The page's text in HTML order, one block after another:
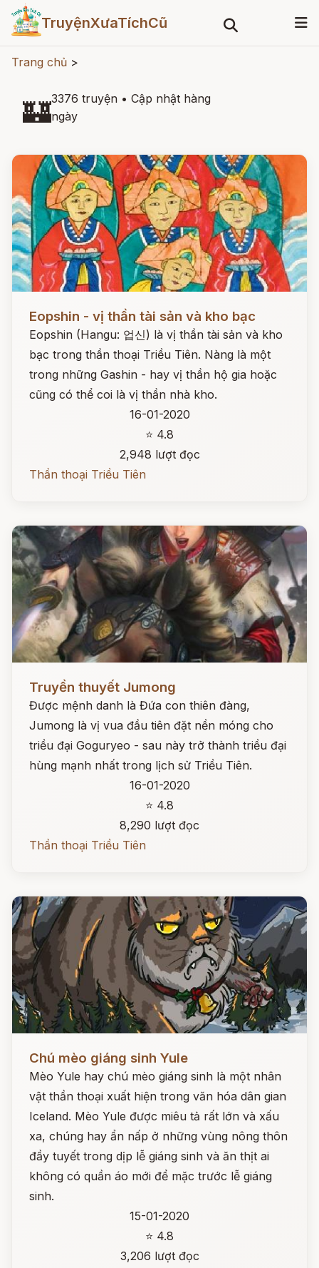
TruyệnXưaTíchCũ
Trang chủ >
🏰3376 truyện • Cập nhật hàng
ngày
Eopshin - vị thần tài sản và kho bạc
Eopshin (Hangu: 업신) là vị thần tài sản và kho
bạc trong thần thoại Triều Tiên. Nàng là một
trong những Gashin - hay vị thần hộ gia hoặc
cũng có thể coi là vị thần nhà kho.
16-01-2020
⭐ 4.8
2,948 lượt đọc
Thần thoại Triều Tiên
Đọc ngay
Truyền thuyết Jumong
Được mệnh danh là Đứa con thiên đàng,
Jumong là vị vua đầu tiên đặt nền móng cho
triều đại Goguryeo - sau này trở thành triều đại
hùng mạnh nhất trong lịch sử Triều Tiên.
16-01-2020
⭐ 4.8
8,290 lượt đọc
Thần thoại Triều Tiên
Chú mèo giáng sinh Yule
Mèo Yule hay chú mèo giáng sinh là một nhân
vật thần thoại xuất hiện trong văn hóa dân gian
Iceland. Mèo Yule được miêu tả rất lớn và xấu
xa, chúng hay ẩn nấp ở những vùng nông thôn
đầy tuyết trong dịp lễ giáng sinh và ăn thịt ai
không có quần áo mới để mặc trước lễ giáng
sinh.
15-01-2020
⭐ 4.8
3,206 lượt đọc